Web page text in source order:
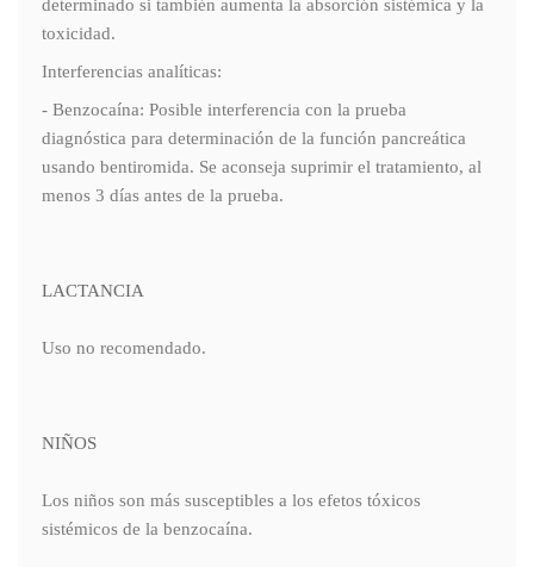
determinado si también aumenta la absorción sistémica y la
toxicidad.
Interferencias analíticas:
- Benzocaína: Posible interferencia con la prueba
diagnóstica para determinación de la función pancreática
usando bentiromida. Se aconseja suprimir el tratamiento, al
menos 3 días antes de la prueba.
LACTANCIA
Uso no recomendado.
NIÑOS
Los niños son más susceptibles a los efetos tóxicos
sistémicos de la benzocaína.